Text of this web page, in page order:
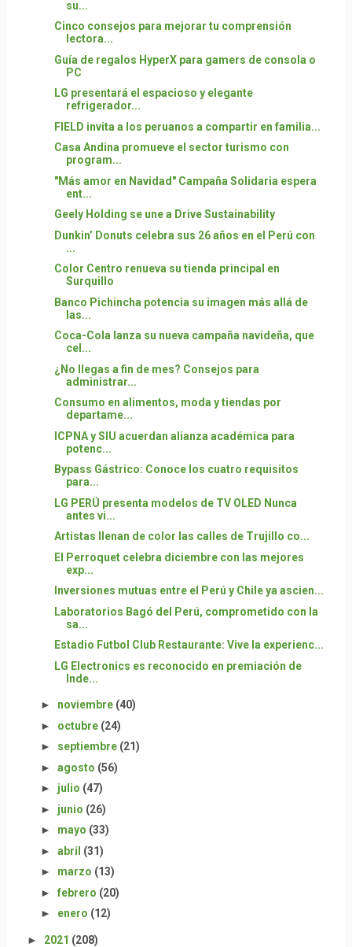
su...
Cinco consejos para mejorar tu comprensión
lectora...
Guía de regalos HyperX para gamers de consola o
PC
LG presentará el espacioso y elegante
refrigerador...
FIELD invita a los peruanos a compartir en familia...
Casa Andina promueve el sector turismo con
program...
"Más amor en Navidad" Campaña Solidaria espera
ent...
Geely Holding se une a Drive Sustainability
Dunkin’ Donuts celebra sus 26 años en el Perú con
...
Color Centro renueva su tienda principal en
Surquillo
Banco Pichincha potencia su imagen más allá de
las...
Coca-Cola lanza su nueva campaña navideña, que
cel...
¿No llegas a fin de mes? Consejos para
administrar...
Consumo en alimentos, moda y tiendas por
departame...
ICPNA y SIU acuerdan alianza académica para
potenc...
Bypass Gástrico: Conoce los cuatro requisitos
para...
LG PERÚ presenta modelos de TV OLED Nunca
antes vi...
Artistas llenan de color las calles de Trujillo co...
El Perroquet celebra diciembre con las mejores
exp...
Inversiones mutuas entre el Perú y Chile ya ascien...
Laboratorios Bagó del Perú, comprometido con la
sa...
Estadio Futbol Club Restaurante: Vive la experienc...
LG Electronics es reconocido en premiación de
Inde...
► noviembre (40)
► octubre (24)
► septiembre (21)
► agosto (56)
► julio (47)
► junio (26)
► mayo (33)
► abril (31)
► marzo (13)
► febrero (20)
► enero (12)
► 2021 (208)